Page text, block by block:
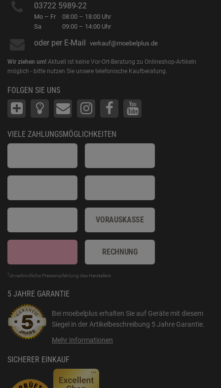
03722 5989-22
Mo – Fr
Sa
08:00 – 18:00 Uhr
09:00 – 14:00 Uhr
oder per E-Mail verkauf@moebelplus.de
Wir ziehen um! Aktuell ist keine Vor-Ort-Beratung zu Onlineshop-Artikeln
möglich - bitte nutzen Sie unsere telefonische Kaufberatung.
FOLGEN SIE UNS
VIELE ZAHLUNGSMÖGLICHKEITEN
VORAUSKASSE
RECHNUNG
*Unverbindliche Preisempfehlung des Herstellers
5 JAHRE GARANTIE
Bei moebelplus erhalten Sie auf Geräte mit diesem
Siegel in der Artikelbeschreibung 5 Jahre Garantie.
Mehr Informationen
SICHERER EINKAUF